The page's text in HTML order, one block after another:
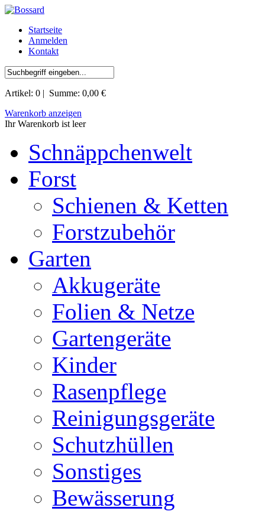
Startseite
Anmelden
Kontakt
Artikel: 0 | Summe: 0,00 €
Warenkorb anzeigen
Ihr Warenkorb ist leer
Schnäppchenwelt
Forst
Schienen & Ketten
Forstzubehör
Garten
Akkugeräte
Folien & Netze
Gartengeräte
Kinder
Rasenpflege
Reinigungsgeräte
Schutzhüllen
Sonstiges
Bewässerung